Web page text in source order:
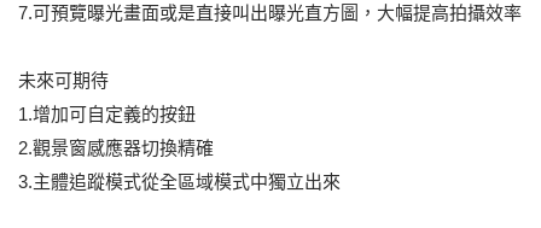
7.可預覽曝光畫面或是直接叫出曝光直方圖，大幅提高拍攝效率
未來可期待
1.增加可自定義的按鈕
2.觀景窗感應器切換精確
3.主體追蹤模式從全區域模式中獨立出來